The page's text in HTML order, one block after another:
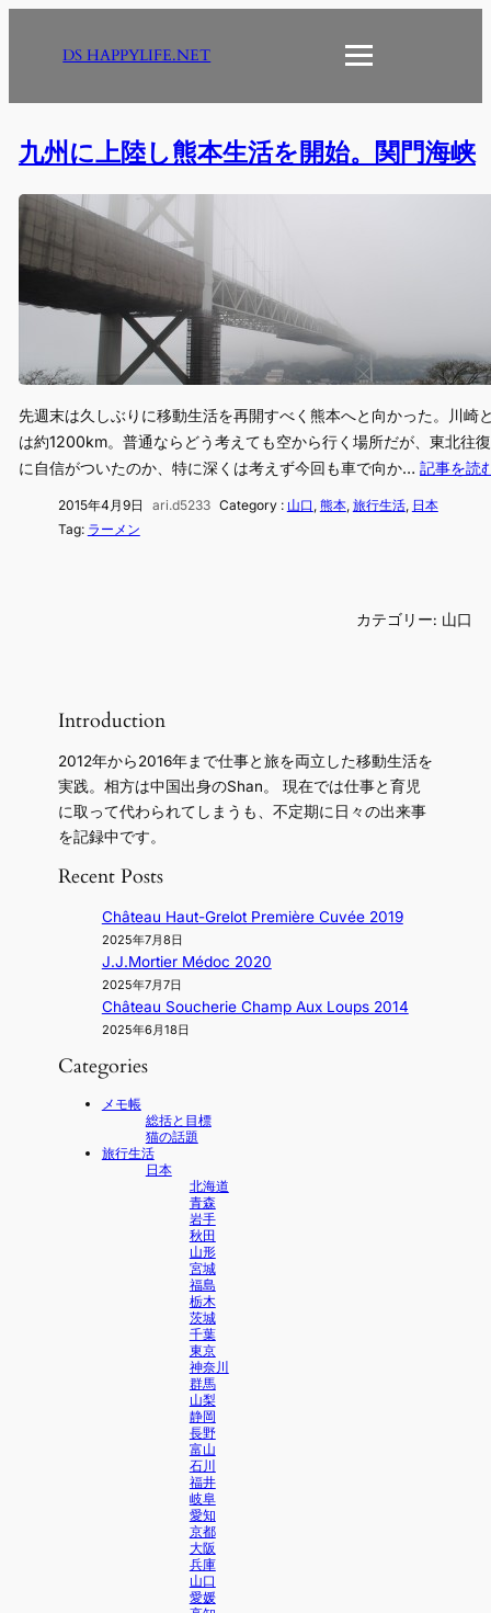
ス
ッ
DS HAPPYLIFE.NET
九州に上陸し熊本生活を開始。関門海峡
先週末は久しぶりに移動生活を再開すべく熊本へと向かった。川崎
は約1200km。普通ならどう考えても空から行く場所だが、東北往
に自信がついたのか、特に深くは考えず今回も車で向か… 記事を読
2015年4月9日 ari.d5233 Category : 山口 熊本, 旅行生活, 日本
Tag: ラーメン
カテゴリー: 山口
Introduction
2012年から2016年まで仕事と旅を両立した移動生活を
実践。相方は中国出身のShan。 現在では仕事と育児
に取って代わられてしまうも、不定期に日々の出来事
を記録中です。
Recent Posts
Château Haut-Grelot Première Cuvée 2019
2025年7月8日
J.J.Mortier Médoc 2020
2025年7月7日
Château Soucherie Champ Aux Loups 2014
2025年6月18日
Categories
メモ帳
総括と目標
猫の話題
旅行生活
日本
北海道
青森
岩手
秋田
山形
宮城
福島
栃木
茨城
千葉
東京
神奈川
群馬
山梨
静岡
長野
富山
石川
福井
岐阜
愛知
京都
大阪
兵庫
山口
愛媛